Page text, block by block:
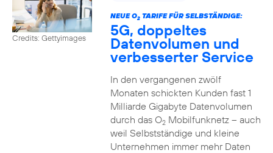
Credits: Gettyimages
NEUE O2TARIFE FÜR SELBSTÄNDIGE:
5G, doppeltes
Datenvolumen und
verbesserter Service
In den vergangenen zwölf
Monaten schickten Kunden fast 1
Milliarde Gigabyte Datenvolumen
durch das O2Mobilfunknetz – auch
weil Selbstständige und kleine
Unternehmen immer mehr Daten